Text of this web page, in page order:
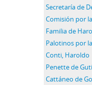
Familia de
Conti, Haroldo
Penette de
Cattáneo de